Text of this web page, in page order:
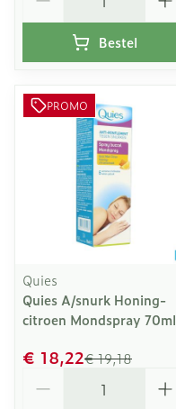
Bestel
PROMO
Quies
Quies A/snurk Honing-
citroen Mondspray 70ml
€ 19,18
€ 18,22